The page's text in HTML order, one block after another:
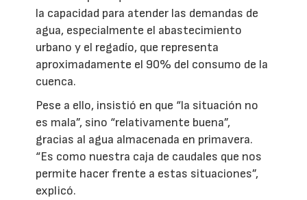
la capacidad para atender las demandas de
agua, especialmente el abastecimiento
urbano y el regadío, que representa
aproximadamente el 90% del consumo de la
cuenca.
Pese a ello, insistió en que “la situación no
es mala”, sino “relativamente buena”,
gracias al agua almacenada en primavera.
“Es como nuestra caja de caudales que nos
permite hacer frente a estas situaciones”,
explicó.